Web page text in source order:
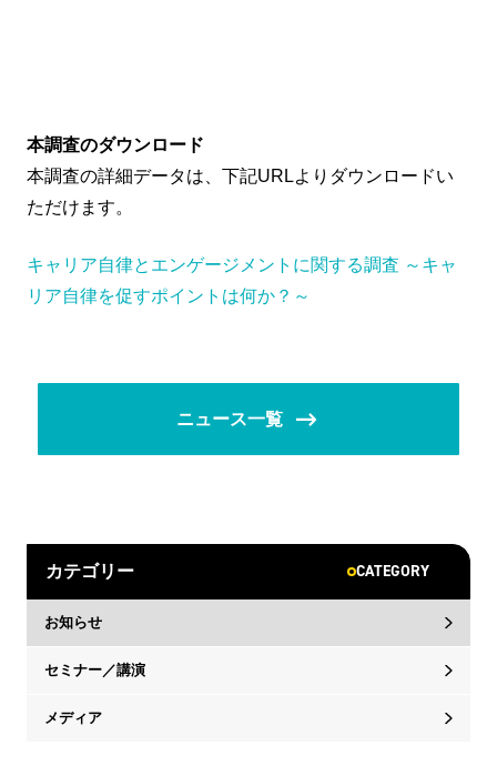
本調査のダウンロード
本調査の詳細データは、下記URLよりダウンロードい
ただけます。
キャリア自律とエンゲージメントに関する調査 ～キャ
リア自律を促すポイントは何か？～
ニュース一覧
カテゴリー CATEGORY
お知らせ
セミナー／講演
メディア